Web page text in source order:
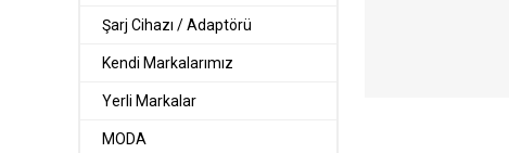
Şarj Cihazı / Adaptörü
Kendi Markalarımız
Yerli Markalar
MODA